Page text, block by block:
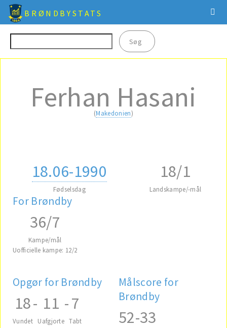
BRØNDBYSTATS
Ferhan Hasani
(Makedonien)
18.06-1990
Fødselsdag
18/1
Landskampe/-mål
For Brøndby
36/7
Kampe/mål
Uofficielle kampe: 12/2
Opgør for Brøndby
18
Vundet
- 11
Uafgjorte
-7
Tabt
Målscore for
Brøndby
52-33